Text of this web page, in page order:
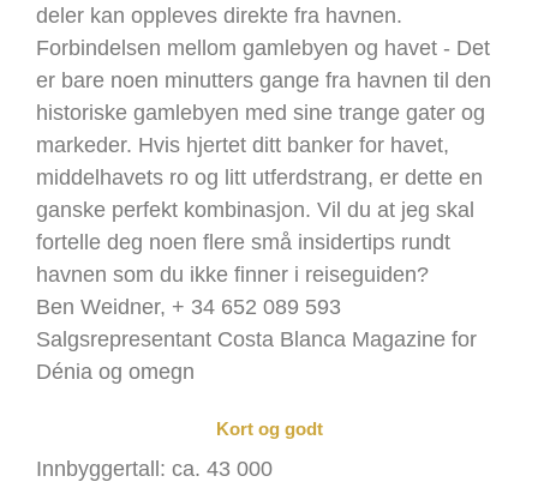
deler kan oppleves direkte fra havnen.
Forbindelsen mellom gamlebyen og havet - Det
er bare noen minutters gange fra havnen til den
historiske gamlebyen med sine trange gater og
markeder. Hvis hjertet ditt banker for havet,
middelhavets ro og litt utferdstrang, er dette en
ganske perfekt kombinasjon. Vil du at jeg skal
fortelle deg noen flere små insidertips rundt
havnen som du ikke finner i reiseguiden?
Ben Weidner, + 34 652 089 593
Salgsrepresentant Costa Blanca Magazine for
Dénia og omegn
Kort og godt
Innbyggertall: ca. 43 000